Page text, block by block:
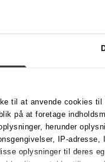
til at anvende cookies
på at foretage
herunder
IP-
oplysninger til deres